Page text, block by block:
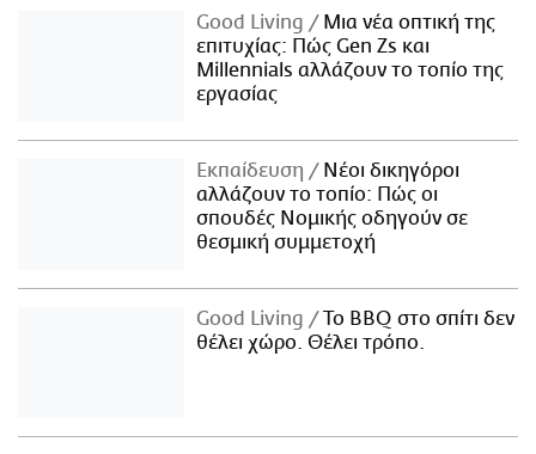
Good Living
Μια νέα οπτική της
επιτυχίας: Πώς Gen Zs και
Millennials αλλάζουν το τοπίο της
εργασίας
Εκπαίδευση
Νέοι δικηγόροι
αλλάζουν το τοπίο: Πώς οι
σπουδές Νομικής οδηγούν σε
θεσμική συμμετοχή
Good Living
Το BBQ στο σπίτι δεν
θέλει χώρο. Θέλει τρόπο.